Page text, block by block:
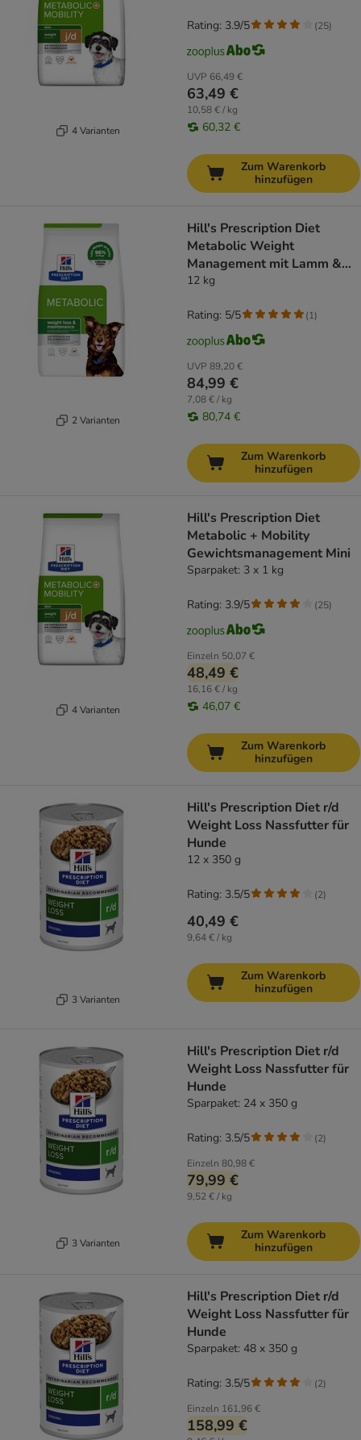
4 Varianten
UVP 66,49 €
63,49 €
10,58 € / kg
60,32 €
Rating: 3.9/5 (25)
Zum Warenkorb
hinzufügen
2 Varianten
Hill's Prescription Diet
Metabolic Weight
Management mit Lamm &
Reis
12 kg
UVP 89,20 €
84,99 €
7,08 € / kg
80,74 €
Rating: 5/5 (1)
Zum Warenkorb
hinzufügen
4 Varianten
Hill's Prescription Diet
Metabolic + Mobility
Gewichtsmanagement Mini
Sparpaket: 3 x 1 kg
Einzeln 50,07 €
48,49 €
16,16 € / kg
46,07 €
Rating: 3.9/5 (25)
Zum Warenkorb
hinzufügen
3 Varianten
Hill's Prescription Diet r/d
Weight Loss Nassfutter für
Hunde
12 x 350 g
40,49 €
9,64 € / kg
Rating: 3.5/5 (2)
Zum Warenkorb
hinzufügen
3 Varianten
Hill's Prescription Diet r/d
Weight Loss Nassfutter für
Hunde
Sparpaket: 24 x 350 g
Einzeln 80,98 €
79,99 €
9,52 € / kg
Rating: 3.5/5 (2)
Zum Warenkorb
hinzufügen
Hill's Prescription Diet r/d
Weight Loss Nassfutter für
Hunde
Sparpaket: 48 x 350 g
Einzeln 161,96 €
158,99 €
Rating: 3.5/5 (2)